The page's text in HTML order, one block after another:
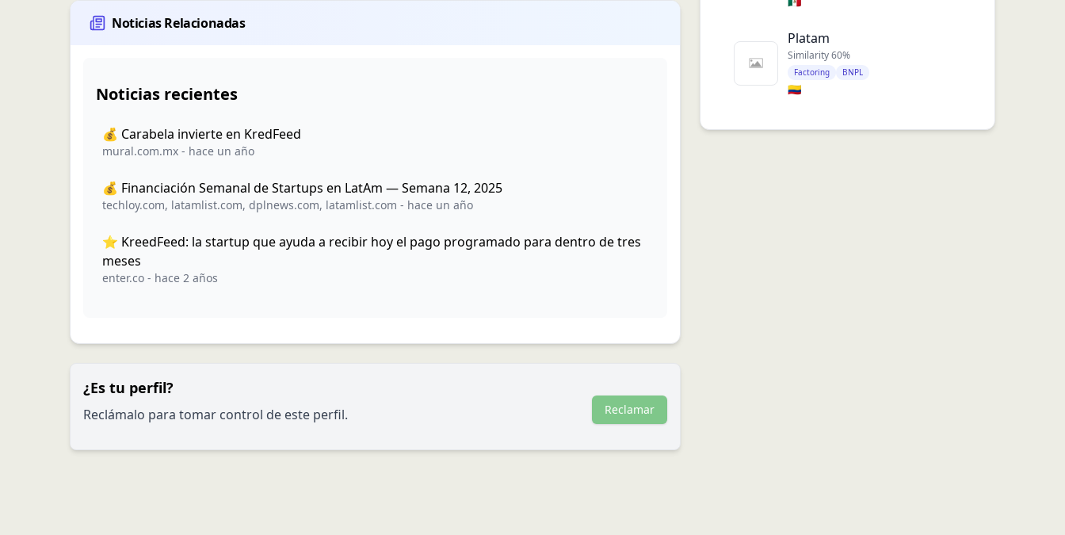
Noticias Relacionadas
Noticias recientes
💰 Carabela invierte en KredFeed
mural.com.mx - hace un año
💰 Financiación Semanal de Startups en LatAm — Semana 12, 2025
techloy.com, latamlist.com, dplnews.com, latamlist.com - hace un año
⭐️ KreedFeed: la startup que ayuda a recibir hoy el pago programado para dentro de tres
meses
enter.co - hace 2 años
¿Es tu perfil?
Reclámalo para tomar control de este perfil. Reclamar
Platam
Similarity60%
Factoring BNPL
🇨🇴